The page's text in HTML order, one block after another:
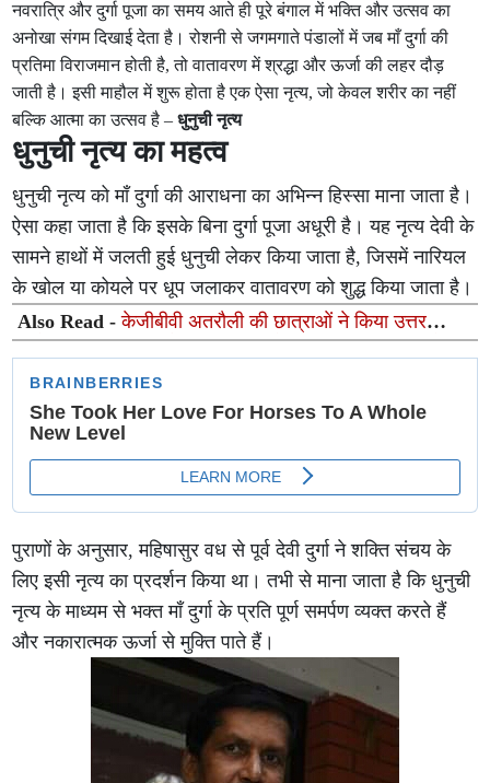
नवरात्रि और दुर्गा पूजा का समय आते ही पूरे बंगाल में भक्ति और उत्सव का
अनोखा संगम दिखाई देता है। रोशनी से जगमगाते पंडालों में जब माँ दुर्गा की
प्रतिमा विराजमान होती है, तो वातावरण में श्रद्धा और ऊर्जा की लहर दौड़
जाती है। इसी माहौल में शुरू होता है एक ऐसा नृत्य, जो केवल शरीर का नहीं
बल्कि आत्मा का उत्सव है –धुनुची नृत्य
धुनुची नृत्य का महत्व
धुनुची नृत्य को माँ दुर्गा की आराधना का अभिन्न हिस्सा माना जाता है।
ऐसा कहा जाता है कि इसके बिना दुर्गा पूजा अधूरी है। यह नृत्य देवी के
सामने हाथों में जलती हुई धुनुची लेकर किया जाता है, जिसमें नारियल
के खोल या कोयले पर धूप जलाकर वातावरण को शुद्ध किया जाता है।
Also Read -केजीबीवी अतरौली की छात्राओं ने किया उत्तर
प्रदेश विधानसभा का शैक्षिक भ्रमण, लोकतांत्रिक प्रक्रिया को
पुराणों के अनुसार, महिषासुर वध से पूर्व देवी दुर्गा ने शक्ति संचय के
लिए इसी नृत्य का प्रदर्शन किया था। तभी से माना जाता है कि धुनुची
नृत्य के माध्यम से भक्त माँ दुर्गा के प्रति पूर्ण समर्पण व्यक्त करते हैं
और नकारात्मक ऊर्जा से मुक्ति पाते हैं।